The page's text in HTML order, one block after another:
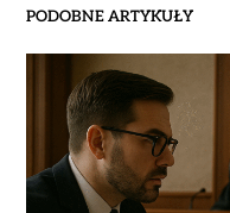
PODOBNE ARTYKUŁY